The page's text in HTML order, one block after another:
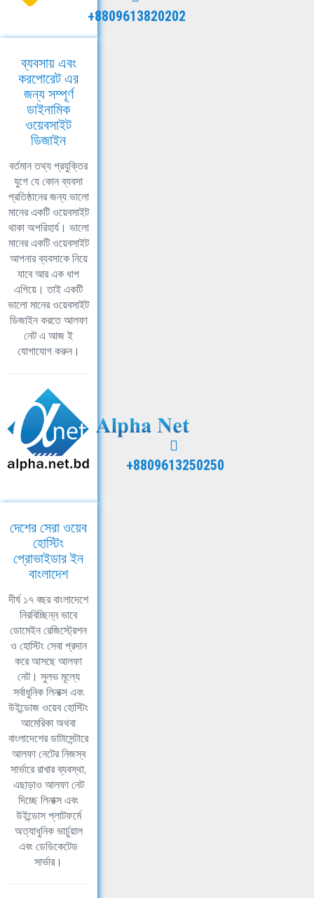
+8809613820202
ব্যবসায় এবং
করপোরেট এর
জন্য সম্পূর্ণ
ডাইনামিক
ওয়েবসাইট
ডিজাইন
বর্তমান তথ্য প্রযুক্তির
যুগে যে কোন ব্যবসা
প্রতিষ্ঠানের জন্য ভালো
মানের একটি ওয়েবসাইট
থাকা অপরিহার্য। ভালো
মানের একটি ওয়েবসাইট
আপনার ব্যবসাকে নিয়ে
যাবে আর এক ধাপ
এগিয়ে। তাই একটি
ভালো মানের ওয়েবসাইট
ডিজাইন করতে আলফা
নেট এ আজ ই
যোগাযোগ করুন।
+8809613250250
দেশের সেরা ওয়েব
হোস্টিং
প্রোভাইডার ইন
বাংলাদেশ
দীর্ঘ ১৭ বছর বাংলাদেশে
নিরবিচ্ছিন্ন ভাবে
ডোমেইন রেজিস্ট্রেশন
ও হোস্টিং সেবা প্রদান
করে আসছে আলফা
নেট। সুলভ মূল্যে
সর্বাধুনিক লিনাক্স এবং
উইন্ডোজ ওয়েব হোস্টিং
আমেরিকা অথবা
বাংলাদেশের ডাটাসেন্টারে
আলফা নেটের নিজস্ব
সার্ভারে রাখার ব্যবস্থা,
এছাড়াও আলফা নেট
দিচ্ছে লিনাক্স এবং
উইন্ডোস প্লাটফর্মে
অত্যাধুনিক ভার্চুয়াল
এবং ডেডিকেটেড
সার্ভার।